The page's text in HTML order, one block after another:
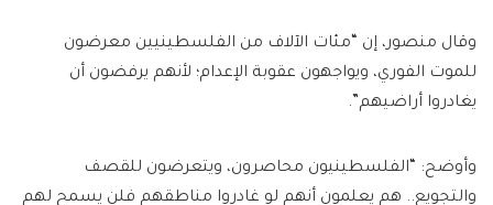
وقال منصور، إن “مئات الآلاف من الفلسطينيين معرضون
للموت الفوري، ويواجهون عقوبة الإعدام؛ لأنهم يرفضون أن
يغادروا أراضيهم”.
وأوضح: “الفلسطينيون محاصرون، ويتعرضون للقصف
والتجويع.. هم يعلمون أنهم لو غادروا مناطقهم فلن يسمح لهم